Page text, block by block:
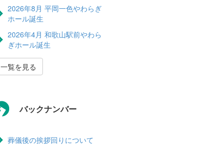
2026年8月 平岡一色やわらぎ
ホール誕生
2026年4月 和歌山駅前やわら
ぎホール誕生
一覧を見る
バックナンバー
葬儀後の挨拶回りについて